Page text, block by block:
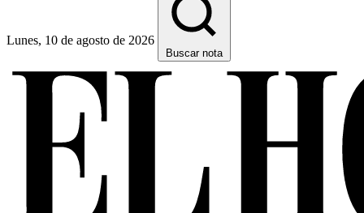
Lunes, 10 de agosto de 2026
Buscar nota